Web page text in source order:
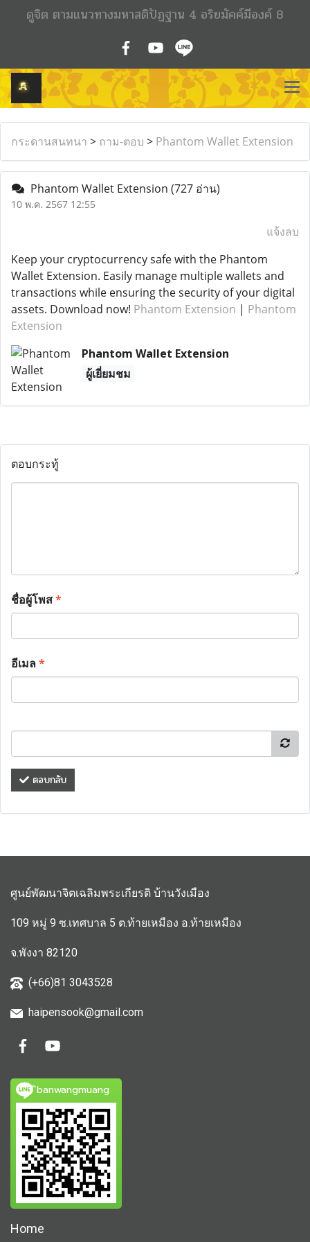
ดูจิต ตามแนวทางมหาสติปัฏฐาน 4 อริยมัคค์มีองค์ 8
กระดานสนทนา > ถาม-ตอบ > Phantom Wallet Extension
Phantom Wallet Extension (727 อ่าน)
10 พ.ค. 2567 12:55
แจ้งลบ
Keep your cryptocurrency safe with the Phantom
Wallet Extension. Easily manage multiple wallets and
transactions while ensuring the security of your digital
assets. Download now! Phantom Extension | Phantom
Extension
Phantom Wallet Extension
ผู้เยี่ยมชม
ตอบกระทู้
ชื่อผู้โพส*
อีเมล*
ตอบกลับ
ศูนย์พัฒนาจิตเฉลิมพระเกียรติ บ้านวังเมือง
109 หมู่ 9 ซ.เทศบาล 5 ต.ท้ายเหมือง อ.ท้ายเหมือง
จ.พังงา 82120
(+66)81 3043528
haipensook@gmail.com
ิbanwangmuang
Home